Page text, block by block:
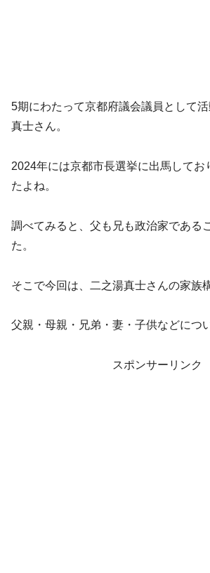
5期にわたって京都府議会議員として
真士さん。
2024年には京都市長選挙に出馬してお
たよね。
調べてみると、父も兄も政治家である
た。
そこで今回は、二之湯真士さんの家族
父親・母親・兄弟・妻・子供などにつ
スポンサーリンク